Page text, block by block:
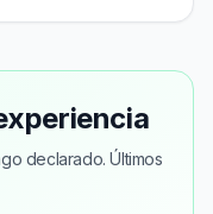
declarado. Últimos